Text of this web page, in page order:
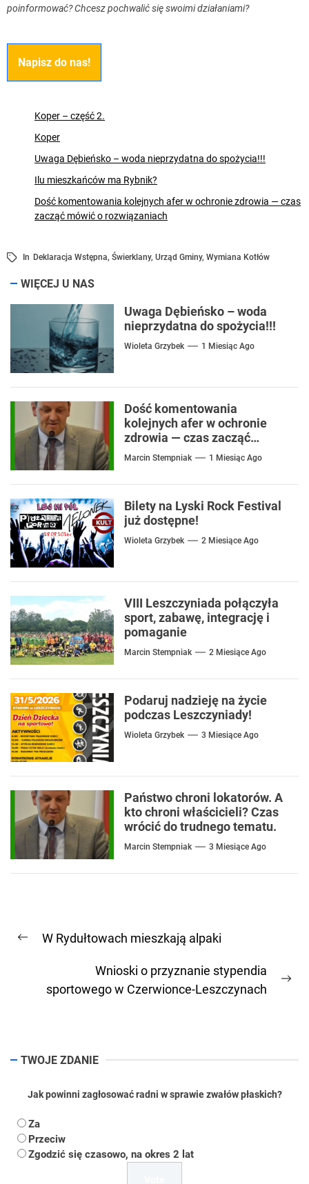
poinformować? Chcesz pochwalić się swoimi działaniami?
Napisz do nas!
Koper – część 2.
Koper
Uwaga Dębieńsko – woda nieprzydatna do spożycia!!!
Ilu mieszkańców ma Rybnik?
Dość komentowania kolejnych afer w ochronie zdrowia — czas
zacząć mówić o rozwiązaniach
In Deklaracja Wstępna, Świerklany, Urząd Gminy, Wymiana Kotłów
WIĘCEJ U NAS
Uwaga Dębieńsko – woda
nieprzydatna do spożycia!!!
Wioleta Grzybek 1 Miesiąc Ago
Dość komentowania
kolejnych afer w ochronie
zdrowia — czas zacząć
mówić o rozwiązaniach
Marcin Stempniak 1 Miesiąc Ago
Bilety na Lyski Rock Festival
już dostępne!
Wioleta Grzybek 2 Miesiące Ago
VIII Leszczyniada połączyła
sport, zabawę, integrację i
pomaganie
Marcin Stempniak 2 Miesiące Ago
Podaruj nadzieję na życie
podczas Leszczyniady!
Wioleta Grzybek 3 Miesiące Ago
Państwo chroni lokatorów. A
kto chroni właścicieli? Czas
wrócić do trudnego tematu.
Marcin Stempniak 3 Miesiące Ago
wpisu
Previous
W Rydułtowach mieszkają alpaki
Wnioski o przyznanie stypendia
sportowego w Czerwionce-Leszczynach
TWOJE ZDANIE
Jak powinni zagłosować radni w sprawie zwałów płaskich?
Za
Przeciw
Zgodzić się czasowo, na okres 2 lat